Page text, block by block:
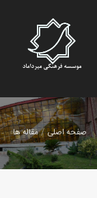
صفحه اصلی مقاله ها